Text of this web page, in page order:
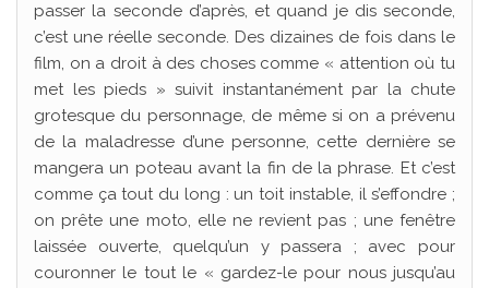
passer la seconde d’après, et quand je dis seconde,
c’est une réelle seconde. Des dizaines de fois dans le
film, on a droit à des choses comme « attention où tu
met les pieds » suivit instantanément par la chute
grotesque du personnage, de même si on a prévenu
de la maladresse d’une personne, cette dernière se
mangera un poteau avant la fin de la phrase. Et c’est
comme ça tout du long : un toit instable, il s’effondre ;
on prête une moto, elle ne revient pas ; une fenêtre
laissée ouverte, quelqu’un y passera ; avec pour
couronner le tout le « gardez-le pour nous jusqu’au